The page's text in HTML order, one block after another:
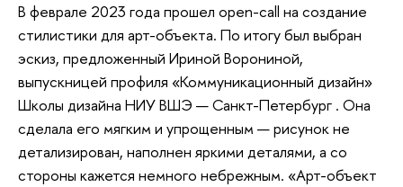
В феврале 2023 года прошел open-call на создание
стилистики для арт-объекта. По итогу был выбран
эскиз, предложенный Ириной Ворониной,
выпускницей профиля «Коммуникационный дизайн»
Школы дизайна НИУ ВШЭ — Санкт-Петербург . Она
сделала его мягким и упрощенным — рисунок не
детализирован, наполнен яркими деталями, а со
стороны кажется немного небрежным. «Арт-объект